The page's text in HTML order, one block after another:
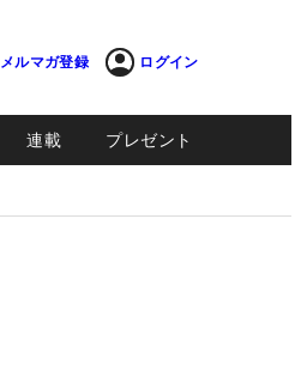
メルマガ登録 ログイン
連載 プレゼント